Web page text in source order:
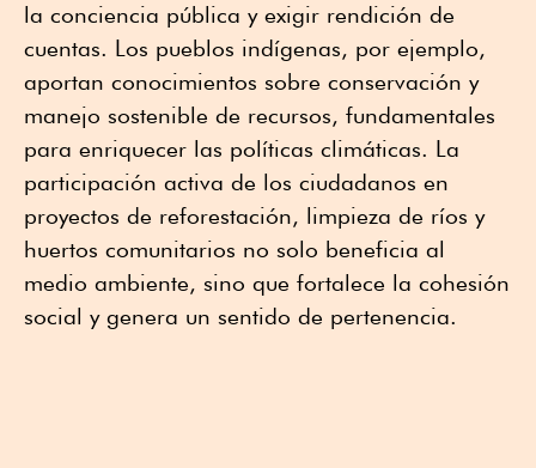
la conciencia pública y exigir rendición de
cuentas. Los pueblos indígenas, por ejemplo,
aportan conocimientos sobre conservación y
manejo sostenible de recursos, fundamentales
para enriquecer las políticas climáticas. La
participación activa de los ciudadanos en
proyectos de reforestación, limpieza de ríos y
huertos comunitarios no solo beneficia al
medio ambiente, sino que fortalece la cohesión
social y genera un sentido de pertenencia.